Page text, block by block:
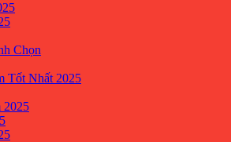
Chọn
Tốt Nhất 2025
2025